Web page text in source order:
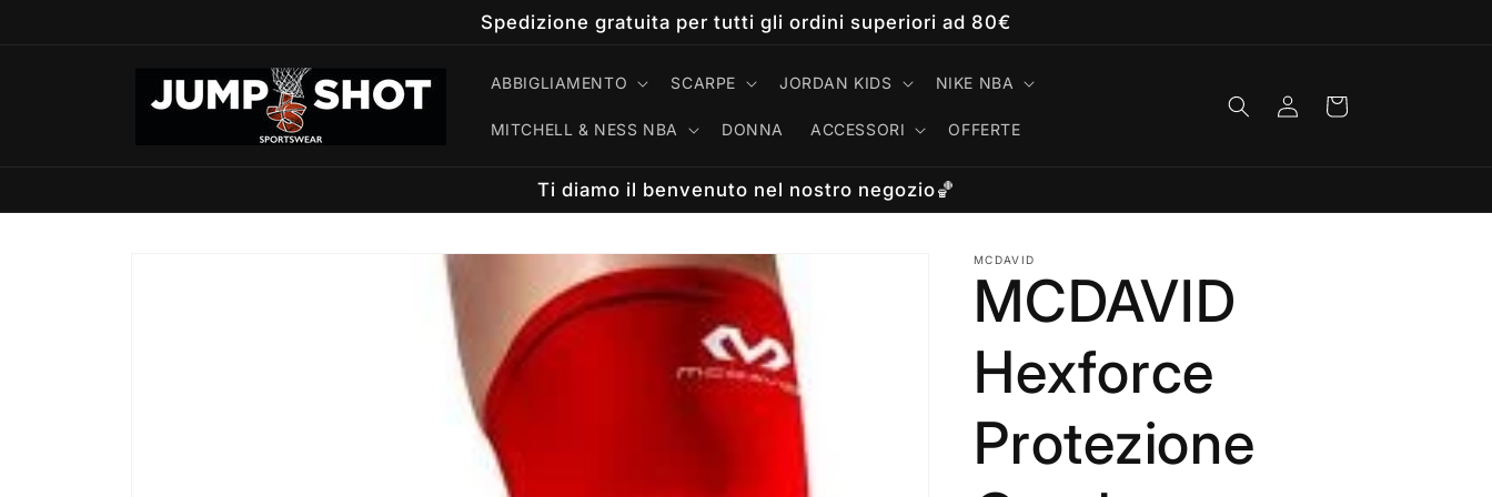
Spedizione gratuita per tutti gli ordini superiori ad 80€
ABBIGLIAMENTO SCARPE JORDAN KIDS NIKE NBA
MITCHELL & NESS NBA DONNA ACCESSORI OFFERTE
Accedi Carrello
Ti diamo il benvenuto nel nostro negozio🏀
MCDAVID
MCDAVID
Hexforce
Protezione